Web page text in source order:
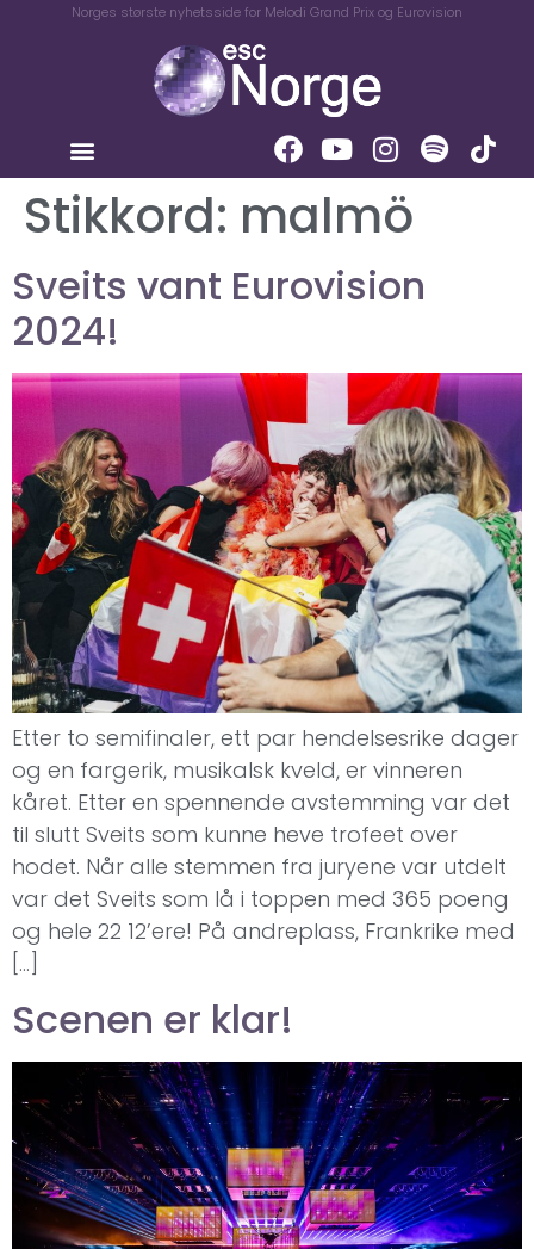
Norges største nyhetsside for Melodi Grand Prix og Eurovision
Stikkord: malmö
Sveits vant Eurovision
2024!
Etter to semifinaler, ett par hendelsesrike dager
og en fargerik, musikalsk kveld, er vinneren
kåret. Etter en spennende avstemming var det
til slutt Sveits som kunne heve trofeet over
hodet. Når alle stemmen fra juryene var utdelt
var det Sveits som lå i toppen med 365 poeng
og hele 22 12’ere! På andreplass, Frankrike med
[…]
Scenen er klar!